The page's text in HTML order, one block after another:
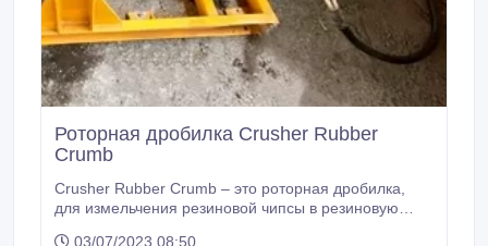
Роторная дробилка Crusher Rubber
Crumb
Crusher Rubber Crumb – это роторная дробилка,
для измельчения резиновой чипсы в резиновую
03/07/2023 08:50